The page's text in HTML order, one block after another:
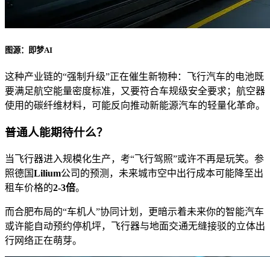
图源：即梦AI
这种产业链的“强制升级”正在催生新物种：飞行汽车的电池既
要满足航空能量密度标准，又要符合车规级安全要求；航空器
使用的碳纤维材料，可能反向推动新能源汽车的轻量化革命。
普通人能期待什么？
当飞行器进入规模化生产，考“飞行驾照”或许不再是玩笑。参
照德国Lilium公司的预测，未来城市空中出行成本可能降至出
租车价格的2-3倍。
而合肥布局的“车机人”协同计划，更暗示着未来你的智能汽车
或许能自动预约停机坪，飞行器与地面交通无缝接驳的立体出
行网络正在萌芽。